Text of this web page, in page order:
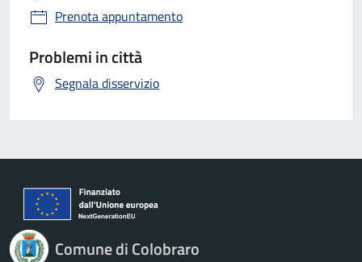
Prenota appuntamento
Problemi in città
Segnala disservizio
Comune di Colobraro